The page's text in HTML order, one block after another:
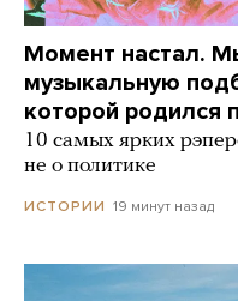
Момент настал.
музыкальную
которой родился
10 самых ярких
не о политике
ИСТОРИИ 19 минут назад